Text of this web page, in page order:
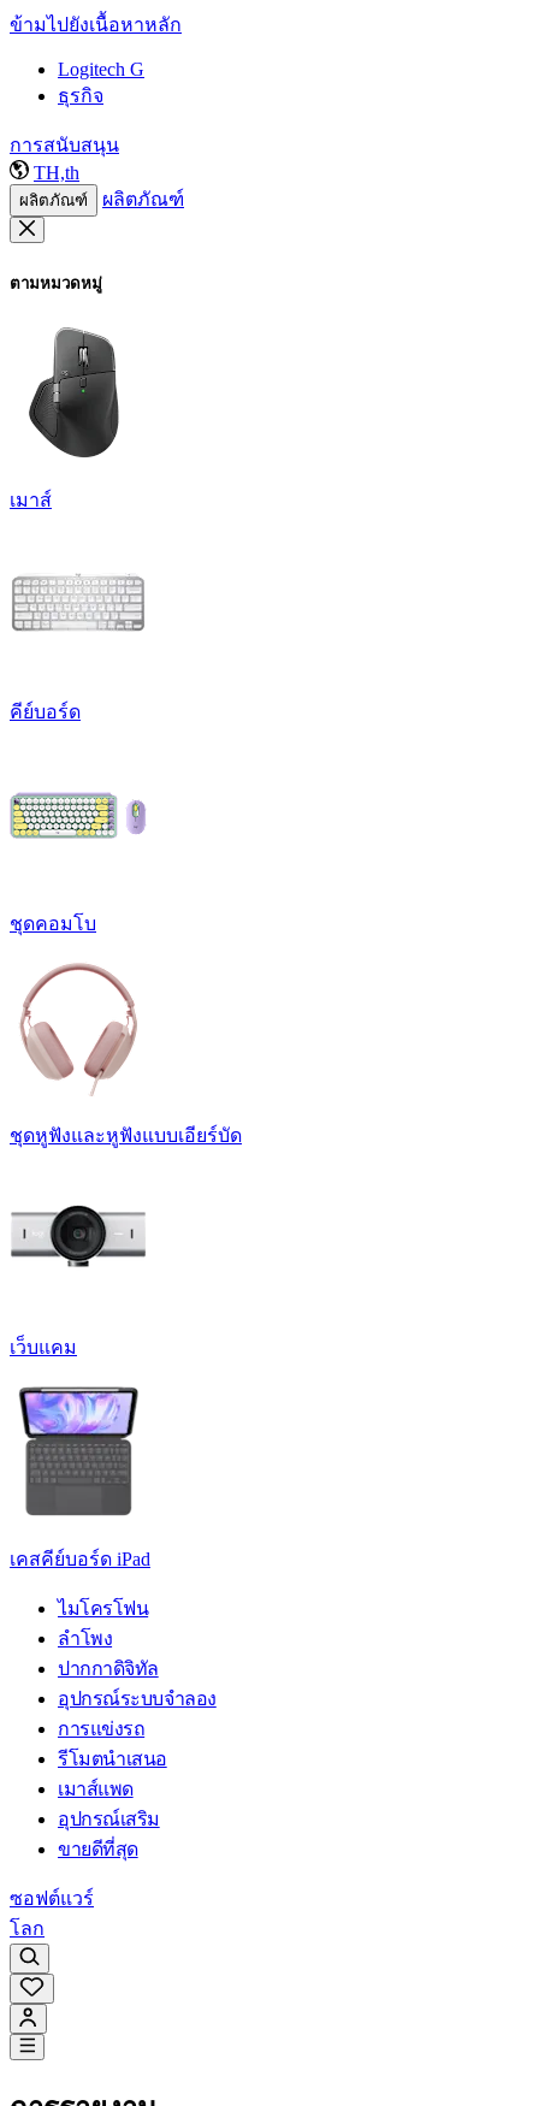
ข้ามไปยังเนื้อหาหลัก
Logitech G
ธุรกิจ
การสนับสนุน
TH,th
ผลิตภัณฑ์ ผลิตภัณฑ์
ตามหมวดหมู่
เมาส์
คีย์บอร์ด
ชุดคอมโบ
ชุดหูฟังและหูฟังแบบเอียร์บัด
เว็บแคม
เคสคีย์บอร์ด iPad
ไมโครโฟน
ลำโพง
ปากกาดิจิทัล
อุปกรณ์ระบบจำลอง
การแข่งรถ
รีโมตนำเสนอ
เมาส์แพด
อุปกรณ์เสริม
ขายดีที่สุด
ซอฟต์แวร์
โลก